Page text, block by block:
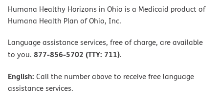
Humana Healthy Horizons in Ohio is a Medicaid product of
Humana Health Plan of Ohio, Inc.
Language assistance services, free of charge, are available
to you. 877-856-5702 (TTY: 711).
English: Call the number above to receive free language
assistance services.